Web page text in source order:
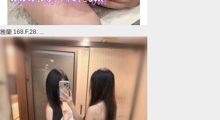
雅蘭 168.F.28. ...